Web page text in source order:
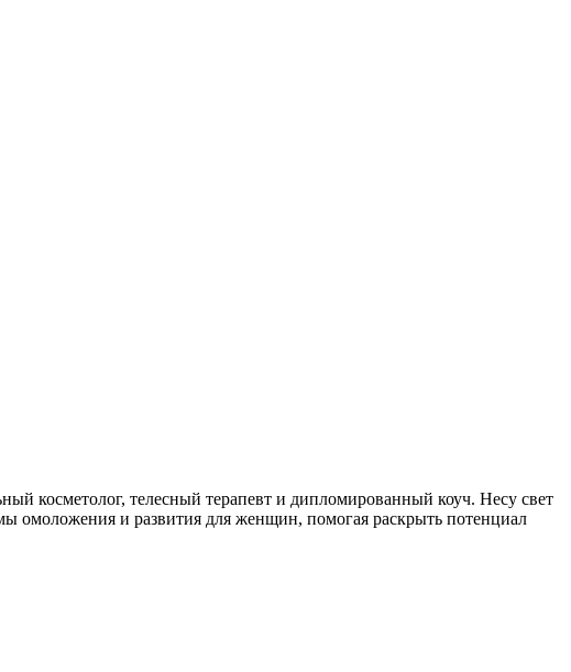
косметолог, телесный терапевт и дипломированный коуч. Несу свет
омоложения и развития для женщин, помогая раскрыть потенциал